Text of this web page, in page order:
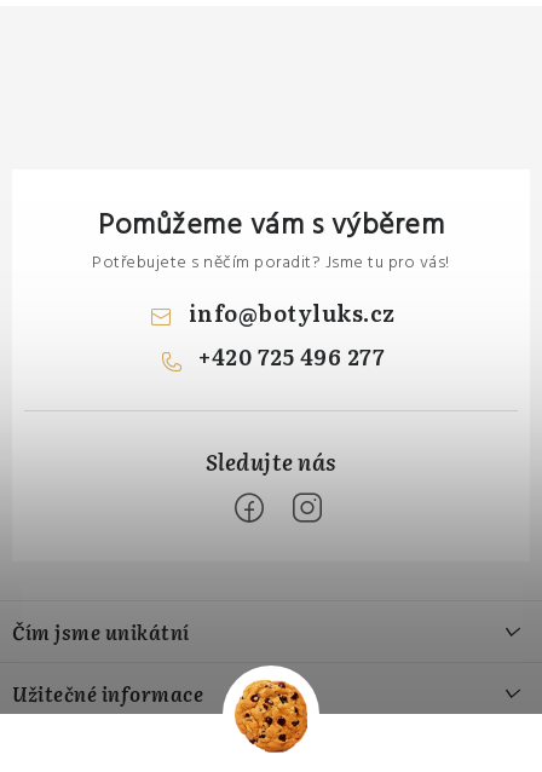
Pomůžeme vám s výběrem
Potřebujete s něčím poradit? Jsme tu pro vás!
info@botyluks.cz
+420 725 496 277
p
a
t
Čím jsme unikátní
Užitečné informace
Jak si vybrat správnou velikost